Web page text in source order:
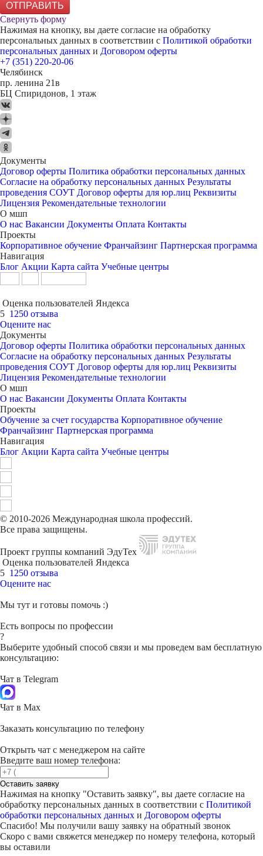
ОТПРАВИТЬ
Свернуть форму
Нажимая на кнопку, вы даете согласие на обработку
персональных данных в соответствии с Политикой обработки
персональных данных и Договором оферты
+7 (351) 220-20-06
Челябинск
пр. ленина 21в
БЦ Спиридонов, 1 этаж
Документы
Договор оферты Политика обработки персональных данных
Согласие на обработку персональных данных Результаты
проведения СОУТ Договор оферты для юр.лиц Реквизиты
Лицензия Рекомендательные технологии
О мшп
О нас Вакансии Документы Оплата Контакты
Проекты
Корпоративное обучение Франчайзинг Партнерская программа
Навигация
Блог Акции Карта сайта Учебные центры
Оценка пользователей Яндекса
5 1250 отзыва
Оцените нас
Документы
Договор оферты Политика обработки персональных данных
Согласие на обработку персональных данных Результаты
проведения СОУТ Договор оферты для юр.лиц Реквизиты
Лицензия Рекомендательные технологии
О мшп
О нас Вакансии Документы Оплата Контакты
Проекты
Обучение за счет государства Корпоративное обучение
Франчайзинг Партнерская программа
Навигация
Блог Акции Карта сайта Учебные центры
© 2010-2026 Международная школа профессий.
Все права защищены.
Проект группы компаний ЭдуТех
Оценка пользователей Яндекса
5 1250 отзыва
Оцените нас
Мы тут и готовы помочь :)
Есть вопросы по профессии
?
Выберите удобный способ связи и мы проведем вам бесплатную
консультацию:
Чат в Telegram
Чат в Max
Заказать консультацию по телефону
Открыть чат с менеджером на сайте
Введите ваш номер телефона:
Оставить заявку
Нажимая на кнопку "Оставить заявку", вы даете согласие на
обработку персональных данных в соответствии с Политикой
обработки персональных данных и Договором оферты
Спасибо! Мы получили вашу заявку на обратный звонок
Скоро с вами свяжется менеджер по номеру телефона, который
вы оставили